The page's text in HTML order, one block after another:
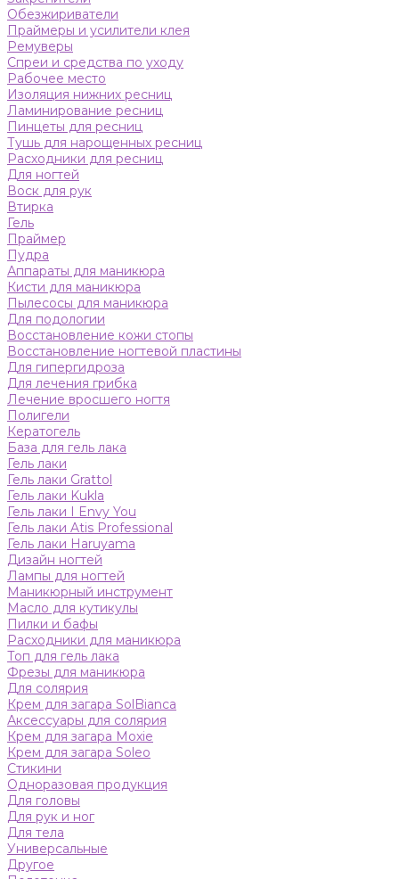
Обезжириватели
Праймеры и усилители клея
Ремуверы
Спреи и средства по уходу
Рабочее место
Изоляция нижних ресниц
Ламинирование ресниц
Пинцеты для ресниц
Тушь для нарощенных ресниц
Расходники для ресниц
Для ногтей
Воск для рук
Втирка
Гель
Праймер
Пудра
Аппараты для маникюра
Кисти для маникюра
Пылесосы для маникюра
Для подологии
Восстановление кожи стопы
Восстановление ногтевой пластины
Для гипергидроза
Для лечения грибка
Лечение вросшего ногтя
Полигели
Кератогель
База для гель лака
Гель лаки
Гель лаки Grattol
Гель лаки Kukla
Гель лаки I Envy You
Гель лаки Atis Professional
Гель лаки Haruyama
Дизайн ногтей
Лампы для ногтей
Маникюрный инструмент
Масло для кутикулы
Пилки и бафы
Расходники для маникюра
Топ для гель лака
Фрезы для маникюра
Для солярия
Крем для загара SolBianca
Аксессуары для солярия
Крем для загара Moxie
Крем для загара Soleo
Стикини
Одноразовая продукция
Для головы
Для рук и ног
Для тела
Универсальные
Другое